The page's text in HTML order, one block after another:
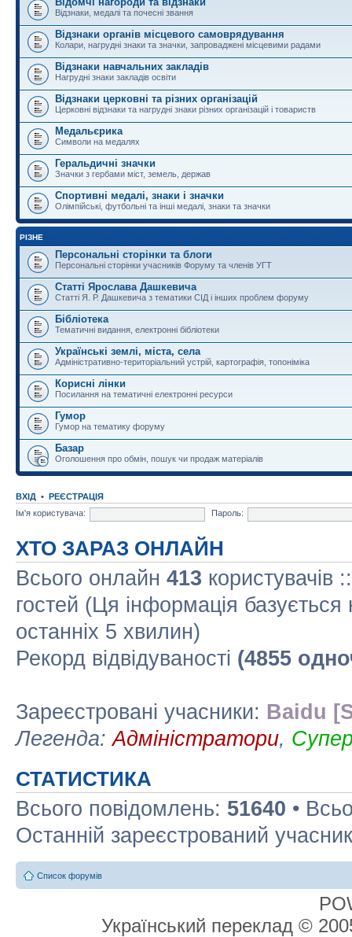
Відзнаки, медалі та почесні звання
Відзнаки органів місцевого самоврядування
Колари, нагрудні знаки та значки, запроваджені місцевими радами
Відзнаки навчальних закладів
Нагрудні знаки закладів освіти
Відзнаки церковні та різних організацій
Церковні відзнаки та нагрудні знаки різних організацій і товариств
Медальєрика
Символи на медалях
Геральдичні значки
Значки з гербами міст, земель, держав
Спортивні медалі, знаки і значки
Олімпійські, футбольні та інші медалі, знаки та значки
РІЗНЕ
Персональні сторінки та блоги
Персональні сторінки учасників Форуму та членів УГТ
Статті Ярослава Дашкевича
Статті Я. Р. Дашкевича з тематики СІД і інших проблем форуму
Бібліотека
Тематичні видання, електронні бібліотеки
Українські землі, міста, села
Адміністративно-територіальний устрій, картографія, топоніміка
Корисні лінки
Посилання на тематичні електронні ресурси
Гумор
Гумор на тематику форуму
Базар
Оголошення про обмін, пошук чи продаж матеріалів
ВХІД • РЕЄСТРАЦІЯ
Ім'я користувача:
Пароль:
ХТО ЗАРАЗ ОНЛАЙН
Всього онлайн 413 користувачів
гостей (Ця інформація базується
останніх 5 хвилин)
Рекорд відвідуваності (4855
Зареєстровані учасники: Baidu
Легенда:Адміністратори,
СТАТИСТИКА
Всього повідомлень: 51640 •
Останній зареєстрований
Список форумів
Український переклад ©